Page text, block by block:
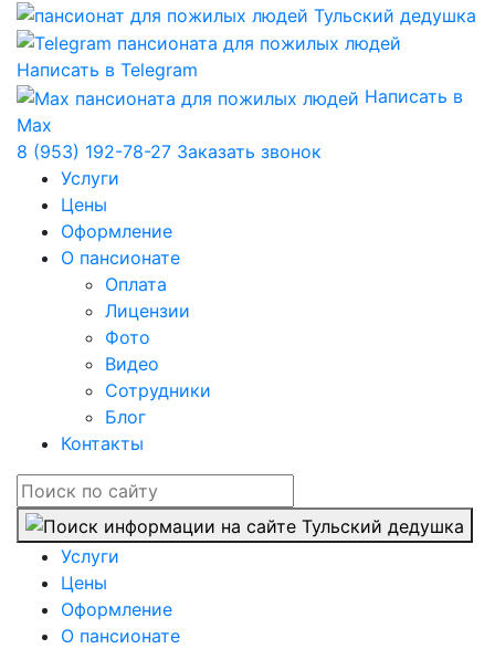
Написать в Telegram
Написать в
Max
8 (953) 192-78-27 Заказать звонок
Услуги
Цены
Оформление
О пансионате
Оплата
Лицензии
Фото
Видео
Сотрудники
Блог
Контакты
Услуги
Цены
Оформление
О пансионате